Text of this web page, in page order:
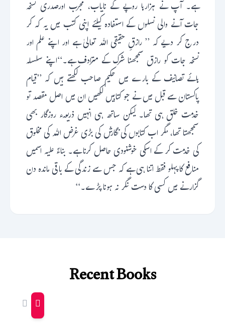
ہے۔ آپ نے ہزارہا روپے کے نایاب، مجرب اورصدری نسخہ
جات آنے والی نسلوں کے استفادہ کیلئے اپنی کتب میں یہ کہ کر
درج کر دیے کہ ’’ رازقِ حقیقی اللہ تعالیٰ ہے اور اپنے علم اور
نسخہ جات کو رازق سمجھنا شرک کے مترادف ہے۔‘‘اپنے سلسلہ
ہائے تصانیف کے بارے میں حکیم صاحب لکھتے ہیں کہ ’’قیام
پاکستان سے قبل میں نے جو کتابیں لکھیں ان میں اصل مقصد تو
خدمت خلق ہی تھا۔ لیکن ساتھ ہی انہیں ذریعہء روزگار بھی
سمجھتا تھا، مگر اب کتابوں کی نگارش کی بڑی غرض اللہ کی مخلوق
کی خدمت کر کے اسکی خوشنودی حاصل کرنا ہے۔ بناءً علیہ اسمیں
منافع کا پہلو فقط اتنا ہی ہے کہ جس سے زندگی کے باقی ماندہ دن
گزارنے میں کسی کا دست نگر نہ ہونا پڑے۔‘‘
Recent Books